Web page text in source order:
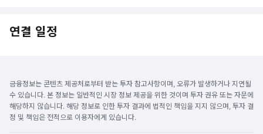
연결 일정
금융정보는 콘텐츠 제공처로부터 받는 투자 참고사항이며, 오류가 발생하거나 지연될
수 있습니다. 본 정보는 일반적인 시장 정보 제공을 위한 것이며 투자 권유 또는 자문에
해당하지 않습니다. 해당 정보로 인한 투자 결과에 법적인 책임을 지지 않으며, 투자 결
정 및 책임은 전적으로 이용자에게 있습니다.